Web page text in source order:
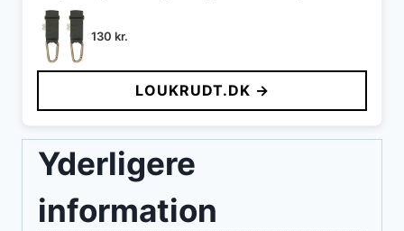
130 kr.
LOUKRUDT.DK →
Yderligere
information